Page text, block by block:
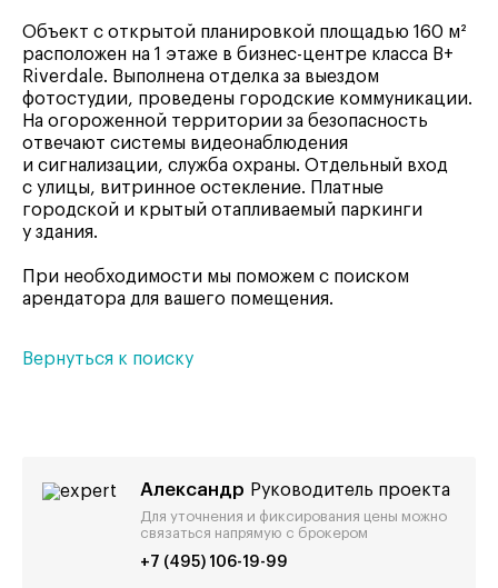
Объект с открытой планировкой площадью 160 м²
расположен на 1 этаже в бизнес-центре класса B+
Riverdale. Выполнена отделка за выездом
фотостудии, проведены городские коммуникации.
На огороженной территории за безопасность
отвечают системы видеонаблюдения
и сигнализации, служба охраны. Отдельный вход
с улицы, витринное остекление. Платные
городской и крытый отапливаемый паркинги
у здания.
При необходимости мы поможем с поиском
арендатора для вашего помещения.
Вернуться к поиску
Александр Руководитель проекта
Для уточнения и фиксирования цены можно
связаться напрямую с брокером
+7 (495) 106-19-99